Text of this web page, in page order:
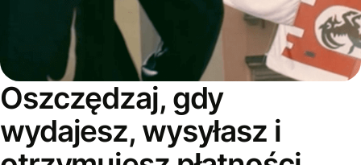
Oszczędzaj, gdy
wydajesz, wysyłasz i